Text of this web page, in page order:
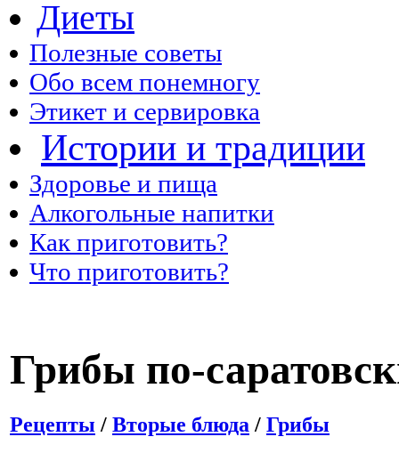
Диеты
Полезные советы
Обо всем понемногу
Этикет и сервировка
Истории и традиции
Здоровье и пища
Алкогольные напитки
Как приготовить?
Что приготовить?
Грибы по-
Рецепты / Вторые блюда / Грибы